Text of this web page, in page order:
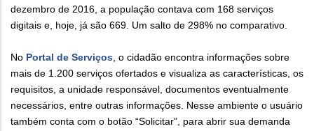
dezembro de 2016, a população contava com 168 serviços
digitais e, hoje, já são 669. Um salto de 298% no comparativo.
No Portal de Serviços, o cidadão encontra informações sobre
mais de 1.200 serviços ofertados e visualiza as características, os
requisitos, a unidade responsável, documentos eventualmente
necessários, entre outras informações. Nesse ambiente o usuário
também conta com o botão “Solicitar”, para abrir sua demanda